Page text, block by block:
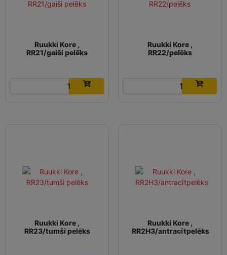
Ruukki Kore ,
RR21/gaiši pelēks
€
Ruukki Kore ,
RR22/pelēks
€
Ruukki Kore ,
RR23/tumši pelēks
Ruukki Kore ,
RR2H3/antracītpelēks